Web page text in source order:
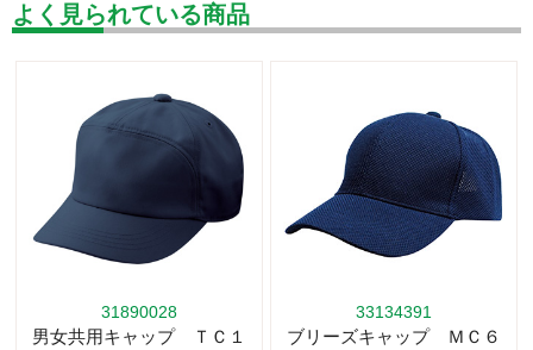
よく見られている商品
31890028
男女共用キャップ ＴＣ１
33134391
ブリーズキャップ ＭＣ６